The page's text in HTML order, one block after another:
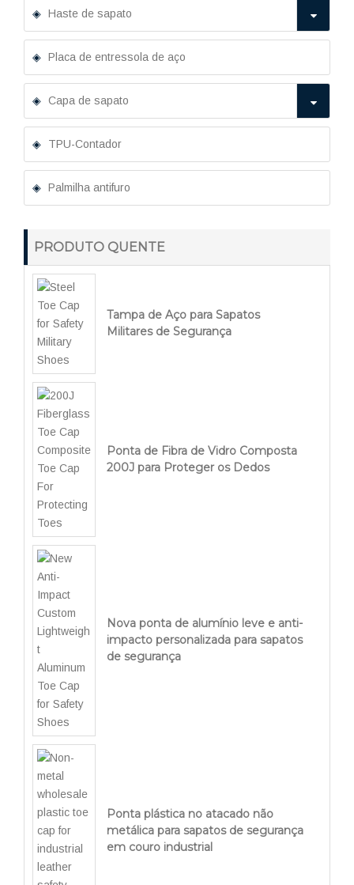
Haste de sapato
Placa de entressola de aço
Capa de sapato
TPU-Contador
Palmilha antifuro
PRODUTO QUENTE
Tampa de Aço para Sapatos
Militares de Segurança
Ponta de Fibra de Vidro Composta
200J para Proteger os Dedos
Nova ponta de alumínio leve e anti-
impacto personalizada para sapatos
de segurança
Ponta plástica no atacado não
metálica para sapatos de segurança
em couro industrial